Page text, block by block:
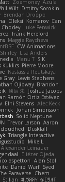
Zoemoney Azula
Wilt Dmitry Sorokin
Brendan Droppo
Oleksii Komarov Can
Chodey Luke Fenwick
Frank Hereford
Maggie Raycheva
CW Animations
Shirley Lisa Anders
Manu T S K
Kuklics Pierre Moore
Nastassia Reutskaya
Gray Lewis Stephens
Ojibway Brandon
峻辰 朱
Joshua Jacobs
Ramón Ortiz Estévez
Elhi Stevens Alec Keck
Johan Simonsson
Solid Neptune
Trevor Larson Aaron
cloudhed
Duskfall
Triangle Interactive
Mike L.
Alexander Leinauer
Eliézer Ojeda
Alan Stoll
Daniel Warf Syed
Paraverse Chem
Stilian ꌃ꒒ꀎꋪꋪꌩ ꀘꈤꀤꁅꃅ꓄